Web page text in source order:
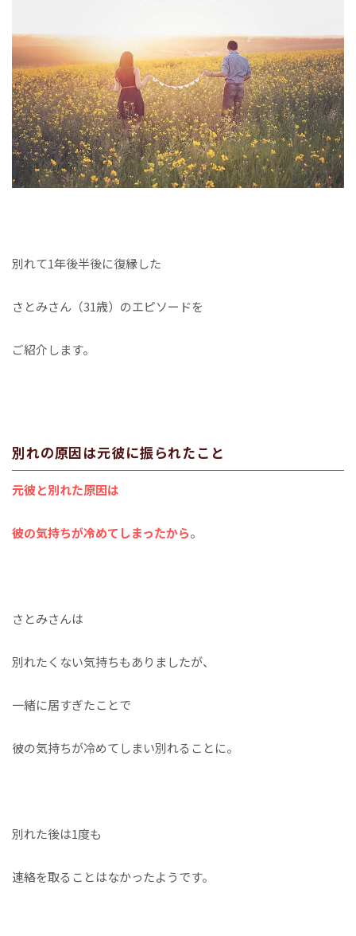
別れて1年後半後に復縁した
さとみさん（31歳）のエピソードを
ご紹介します。
別れの原因は元彼に振られたこと
元彼と別れた原因は
彼の気持ちが冷めてしまったから。
さとみさんは
別れたくない気持ちもありましたが、
一緒に居すぎたことで
彼の気持ちが冷めてしまい別れることに。
別れた後は1度も
連絡を取ることはなかったようです。